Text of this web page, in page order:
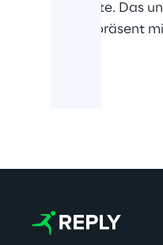
Compute. Das
global präsent